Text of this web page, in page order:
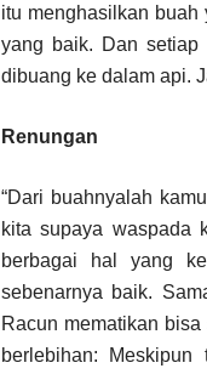
itu menghasilkan
yang baik. Dan setiap
dibuang ke dalam api.
Renungan
“Dari buahnyalah
kita supaya waspada
berbagai hal yang
sebenarnya baik.
Racun mematikan
berlebihan: